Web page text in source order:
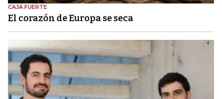
CAJA FUERTE
El corazón de Europa se seca